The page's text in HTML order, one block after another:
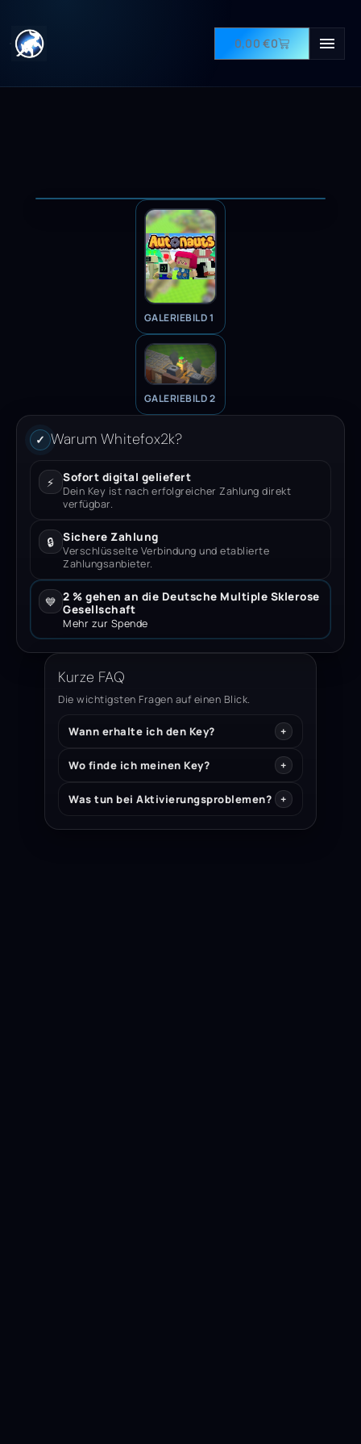
0,00€0
GALERIEBILD 1
GALERIEBILD 2
✓ Warum Whitefox2k?
⚡ Sofort digital geliefert
Dein Key ist nach erfolgreicher Zahlung direkt
verfügbar.
🔒 Sichere Zahlung
Verschlüsselte Verbindung und etablierte
Zahlungsanbieter.
💙 2 % gehen an die Deutsche Multiple Sklerose
Gesellschaft
Mehr zur Spende
Kurze FAQ
Die wichtigsten Fragen auf einen Blick.
Wann erhalte ich den Key?
Wo finde ich meinen Key?
Was tun bei Aktivierungsproblemen?